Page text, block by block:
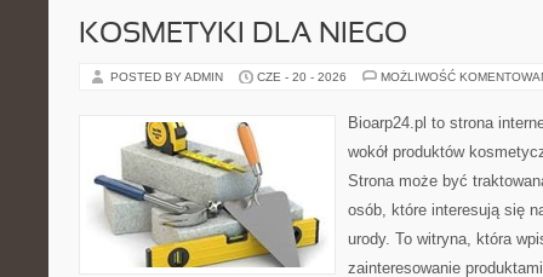
KOSMETYKI DLA NIEGO
POSTED BY ADMIN CZE - 20 - 2026 MOŻLIWOŚĆ
Bioarp24.pl to strona
wokół produktów
Strona może być
osób, które interesują się
urody. To witryna, która
zainteresowanie